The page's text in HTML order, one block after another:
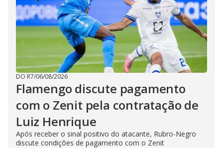
DO R7/06/08/2026
Flamengo discute pagamento
com o Zenit pela contratação de
Luiz Henrique
Após receber o sinal positivo do atacante, Rubro-Negro
discute condições de pagamento com o Zenit